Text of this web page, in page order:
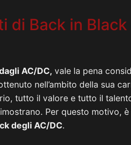
di Back in
AC/DC, vale la pena
nell’ambito della sua
tutto il valore e tutto il
Per questo motivo,
degli AC/DC.